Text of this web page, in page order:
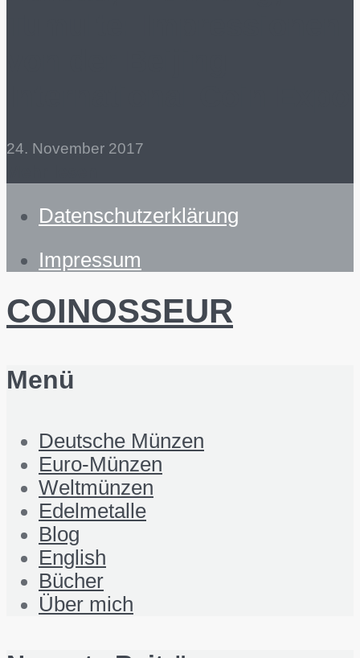
24. November 2017
Datenschutzerklärung
Impressum
COINOSSEUR
Menü
Deutsche Münzen
Euro-Münzen
Weltmünzen
Edelmetalle
Blog
English
Bücher
Über mich